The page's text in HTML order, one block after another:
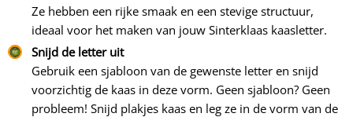
Ze hebben een rijke smaak en een stevige structuur,
ideaal voor het maken van jouw Sinterklaas kaasletter.
Snijd de letter uit
Gebruik een sjabloon van de gewenste letter en snijd
voorzichtig de kaas in deze vorm. Geen sjabloon? Geen
probleem! Snijd plakjes kaas en leg ze in de vorm van de